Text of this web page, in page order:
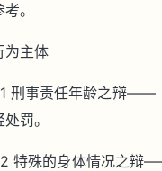
。
为主体
刑事责任年龄之辩——
罚。
特殊的身体情况之辩